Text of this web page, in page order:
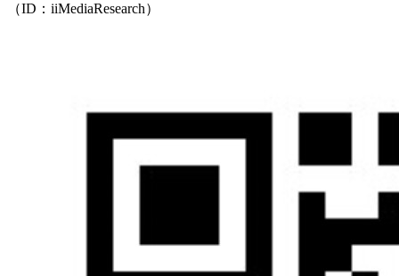
（ID：iiMediaResearch）